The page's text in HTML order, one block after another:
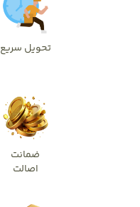
تحویل سریع
ضمانت
اصالت